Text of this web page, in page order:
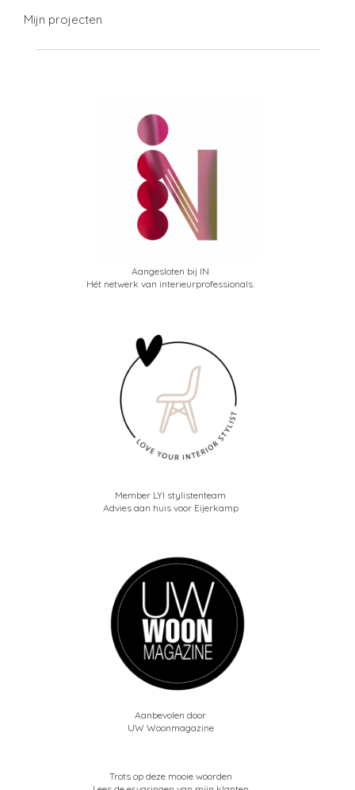
Mijn projecten
Aangesloten bij IN
Hét netwerk van interieurprofessionals.
Member LYI stylistenteam
Advies aan huis voor Eijerkamp
Aanbevolen door
UW Woonmagazine
Trots op deze mooie woorden